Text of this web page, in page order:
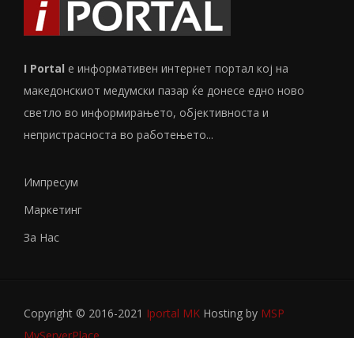
I Portal е информативен интернет портал кој на
македонскиот медумски пазар ќе донесе едно ново
светло во информирањето, објективноста и
непристрасноста во работењето...
Импресум
Маркетинг
За Нас
Copyright © 2016-2021 Iportal MK Hosting by MSP